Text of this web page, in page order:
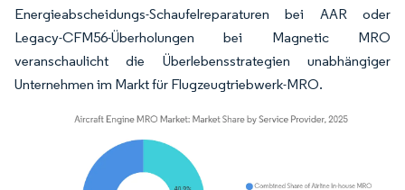
Energieabscheidungs-Schaufelreparaturen bei AAR oder
Legacy-CFM56-Überholungen bei Magnetic MRO
veranschaulicht die Überlebensstrategien unabhängiger
Unternehmen im Markt für Flugzeugtriebwerk-MRO.